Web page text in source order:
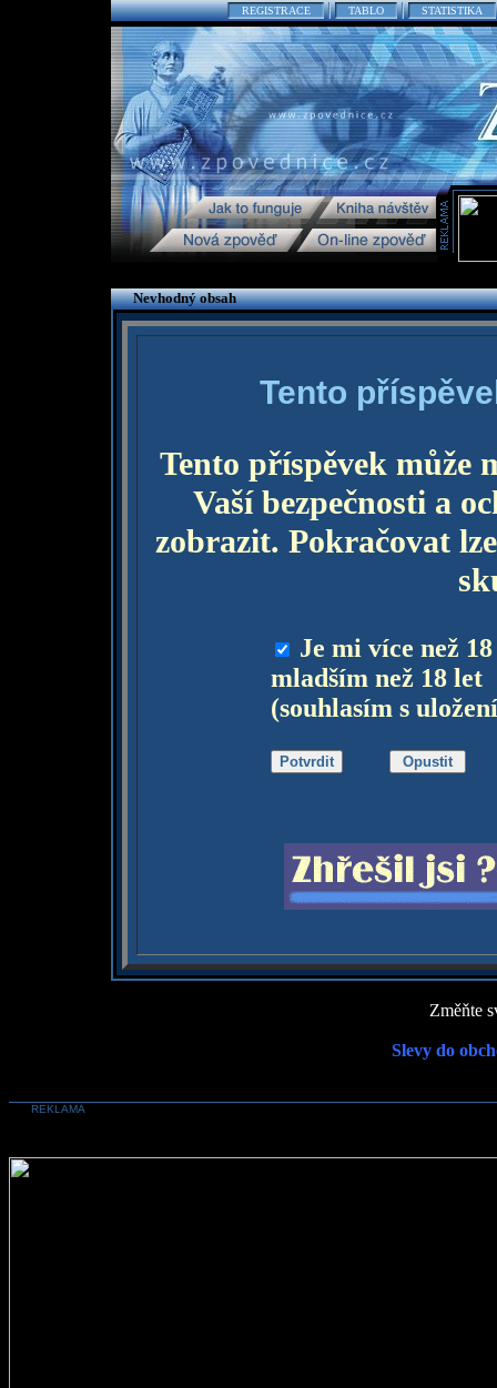
REGISTRACE TABLO STATISTIKA
Nevhodný obsah
Tento
Tento příspěvek může
Vaší bezpečnosti a
zobrazit. Pokračovat
Je mi více než
mladším než 18 let
(souhlasím s
Změňte
Slevy do
REKLAMA